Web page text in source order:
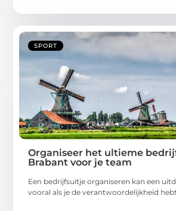
SPORT
Organiseer het ultieme
Brabant voor je team
Een bedrijfsuitje organiseren kan een
vooral als je de verantwoordelijkheid